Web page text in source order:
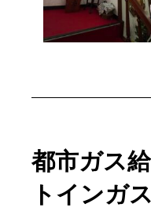
都市ガス
トインガ